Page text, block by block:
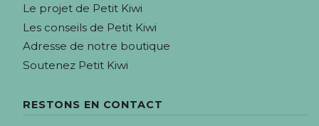
Le projet de Petit Kiwi
Les conseils de Petit Kiwi
Adresse de notre boutique
Soutenez Petit Kiwi
RESTONS EN CONTACT